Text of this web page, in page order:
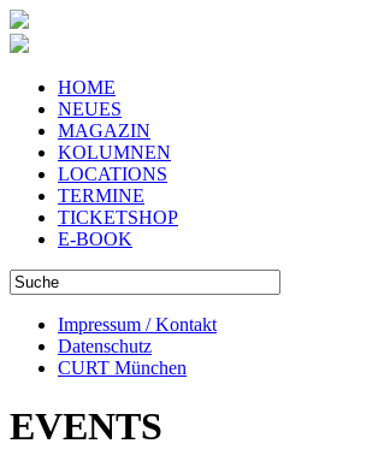
HOME
NEUES
MAGAZIN
KOLUMNEN
LOCATIONS
TERMINE
TICKETSHOP
E-BOOK
Impressum / Kontakt
Datenschutz
CURT München
EVENTS